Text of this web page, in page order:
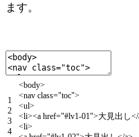
ます。
1
2
3
4
<body>
<nav class="toc">
<ul>
<li><a href="#lv1-01">大見出し</
<li>